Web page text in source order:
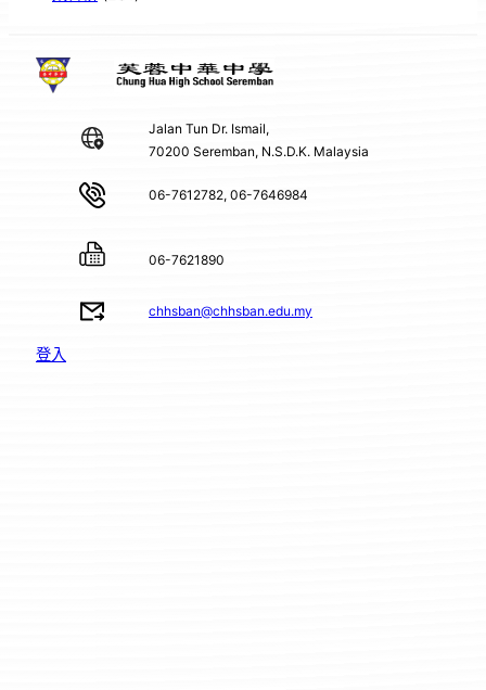
Jalan Tun Dr. Ismail,
70200 Seremban, N.S.D.K. Malaysia
06-7612782, 06-7646984
06-7621890
chhsban@chhsban.edu.my
登入